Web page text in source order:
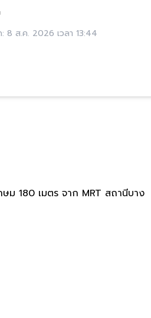
: 8 ส.ค. 2026 เวลา 13:44
ม 180 เมตร จาก MRT สถานีบาง